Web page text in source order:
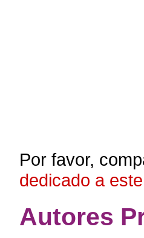
Por favor,
dedicado a
Autores